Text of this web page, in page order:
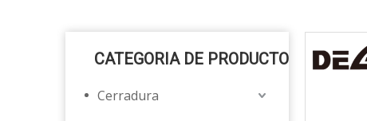
CATEGORIA DE PRODUCTO
Cerradura